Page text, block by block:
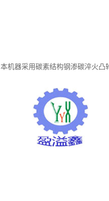
本机器采用碳素结构钢渗碳淬火